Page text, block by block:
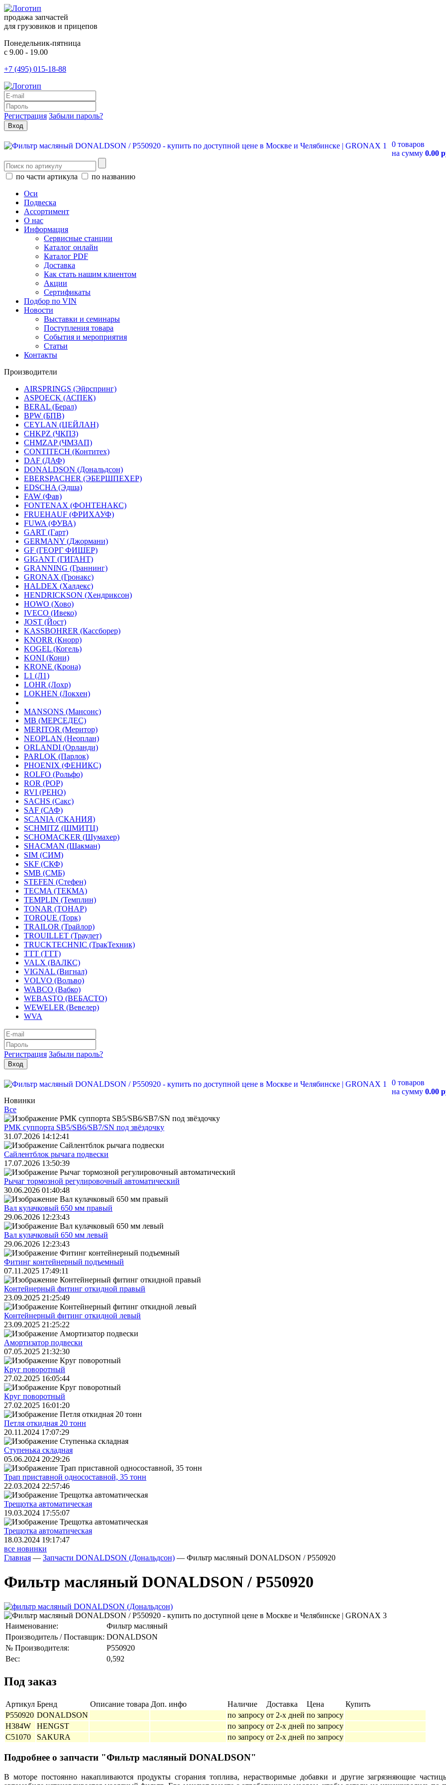
продажа запчастей
для грузовиков и прицепов
Понедельник-пятница
с 9.00 - 19.00
+7 (495) 015-18-88
Регистрация Забыли пароль?
0 товаров
на сумму 0.00
по части артикула
по названию
Оси
Подвеска
Ассортимент
О нас
Информация
Сервисные станции
Каталог онлайн
Каталог PDF
Доставка
Как стать нашим клиентом
Акции
Сертификаты
Подбор по VIN
Новости
Выставки и семинары
Поступления товара
События и мероприятия
Статьи
Контакты
Производители
AIRSPRINGS (Эйрспринг)
ASPOECK (АСПЕК)
BERAL (Берал)
BPW (БПВ)
CEYLAN (ЦЕЙЛАН)
CHKPZ (ЧКПЗ)
CHMZAP (ЧМЗАП)
CONTITECH (Контитех)
DAF (ДАФ)
DONALDSON (Дональдсон)
EBERSPACHER (ЭБЕРШПЕХЕР)
EDSCHA (Эдша)
FAW (Фав)
FONTENAX (ФОНТЕНАКС)
FRUEHAUF (ФРИХАУФ)
FUWA (ФУВА)
GART (Гарт)
GERMANY (Джормани)
GF (ГЕОРГ ФИШЕР)
GIGANT (ГИГАНТ)
GRANNING (Граннинг)
GRONAX (Гронакс)
HALDEX (Халдекс)
HENDRICKSON (Хендриксон)
HOWO (Хово)
IVECO (Ивеко)
JOST (Йост)
KASSBOHRER (Касcборер)
KNORR (Кнорр)
KOGEL (Когель)
KONI (Кони)
KRONE (Крона)
L1 (Л1)
LOHR (Лохр)
LOKHEN (Локхен)
MANSONS (Мансонс)
MB (МЕРСЕДЕС)
MERITOR (Меритор)
NEOPLAN (Неоплан)
ORLANDI (Орланди)
PARLOK (Парлок)
PHOENIX (ФЕНИКС)
ROLFO (Рольфо)
ROR (РОР)
RVI (РЕНО)
SACHS (Сакс)
SAF (САФ)
SCANIA (СКАНИЯ)
SCHMITZ (ШМИТЦ)
SCHOMACKER (Шумахер)
SHACMAN (Шакман)
SIM (СИМ)
SKF (СКФ)
SMB (СМБ)
STEFEN (Стефен)
TECMA (ТЕКМА)
TEMPLIN (Темплин)
TONAR (ТОНАР)
TORQUE (Торк)
TRAILOR (Трайлор)
TROUILLET (Траулет)
TRUCKTECHNIC (ТракТехник)
TTT (ТТТ)
VALX (ВАЛКС)
VIGNAL (Вигнал)
VOLVO (Вольво)
WABCO (Вабко)
WEBASTO (ВЕБАСТО)
WEWELER (Вевелер)
WVA
Регистрация Забыли пароль?
0 товаров
на сумму 0.00
Новинки
Все
РМК суппорта SB5/SB6/SB7/SN под звёздочку
31.07.2026 14:12:41
Сайлентблок рычага подвески
17.07.2026 13:50:39
Рычаг тормозной регулировочный автоматический
30.06.2026 01:40:48
Вал кулачковый 650 мм правый
29.06.2026 12:23:43
Вал кулачковый 650 мм левый
29.06.2026 12:23:43
Фитинг контейнерный подъемный
07.11.2025 17:49:11
Контейнерный фитинг откидной правый
23.09.2025 21:25:49
Контейнерный фитинг откидной левый
23.09.2025 21:25:22
Амортизатор подвески
07.05.2025 21:32:30
Круг поворотный
27.02.2025 16:05:44
Круг поворотный
27.02.2025 16:01:20
Петля откидная 20 тонн
20.11.2024 17:07:29
Ступенька складная
05.06.2024 20:29:26
Трап приставной односоставной, 35 тонн
22.03.2024 22:57:46
Трещoтка автоматическая
19.03.2024 17:55:07
Трещoтка автоматическая
18.03.2024 19:17:47
все новинки
Главная — Запчасти DONALDSON (Дональдсон) — Фильтр масляный DONALDSON / P550920
Фильтр масляный DONALDSON / P550920
Наименование:
Фильтр масляный
Производитель / Поставщик: DONALDSON
№ Производителя:
P550920
Вес:
0,592
Под заказ
Артикул Бренд Описание товара Доп. инфо Наличие Доставка Цена
Купить
P550920 DONALDSON по запросу от 2-х дней по запросу
H384W
HENGST по запросу от 2-х дней по запросу
C51070
SAKURA по запросу от 2-х дней по запросу
Подробнее о запчасти "Фильтр масляный DONALDSON"
В моторе постоянно накапливаются продукты сгорания топлива, нерастворимые добавки и другие загрязняющие